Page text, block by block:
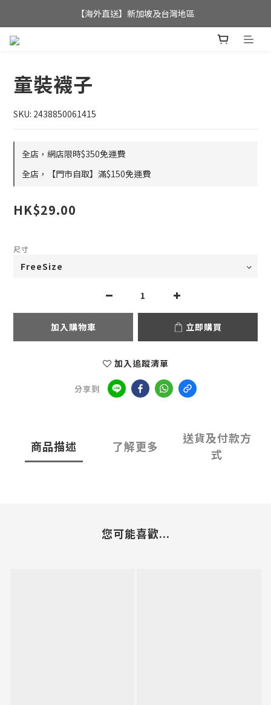
全店滿$350，即可享港澳地區免運費;
【海外直送】新加坡及台灣地區
童裝襪子
SKU: 2438850061415
全店，網店限時$350免運費
全店，【門市自取】滿$150免運費
HK$29.00
尺寸
加入購物車 立即購買
加入追蹤清單
分享到
商品描述 了解更多
送貨及付款方
式
您可能喜歡...